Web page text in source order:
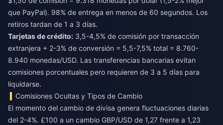
que PayPal). 98% de entrega en menos de 60 segundos. Los
retiros tardan de 1 a 3 días.
Tarjetas de crédito: 3,5-4,5% de comisión por transacción
extranjera + 2-3% de conversión = 5,5-7,5% total = 8.760-
8.940 monedas/USD. Las transferencias bancarias evitan
comisiones porcentuales pero requieren de 3 a 5 días para
liquidarse.
Comisiones Ocultas y Tipos de Cambio
El momento del cambio de divisa genera fluctuaciones diarias
del 2-4%. £100 a un cambio GBP/USD de 1,27 frente a 1,23